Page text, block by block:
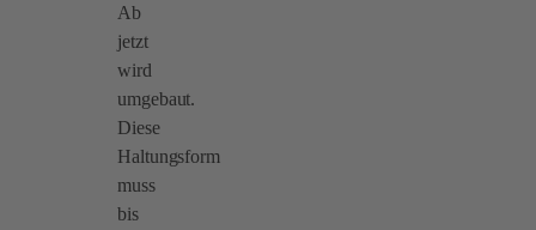
Ab
jetzt
wird
umgebaut.
Diese
Haltungsform
muss
bis